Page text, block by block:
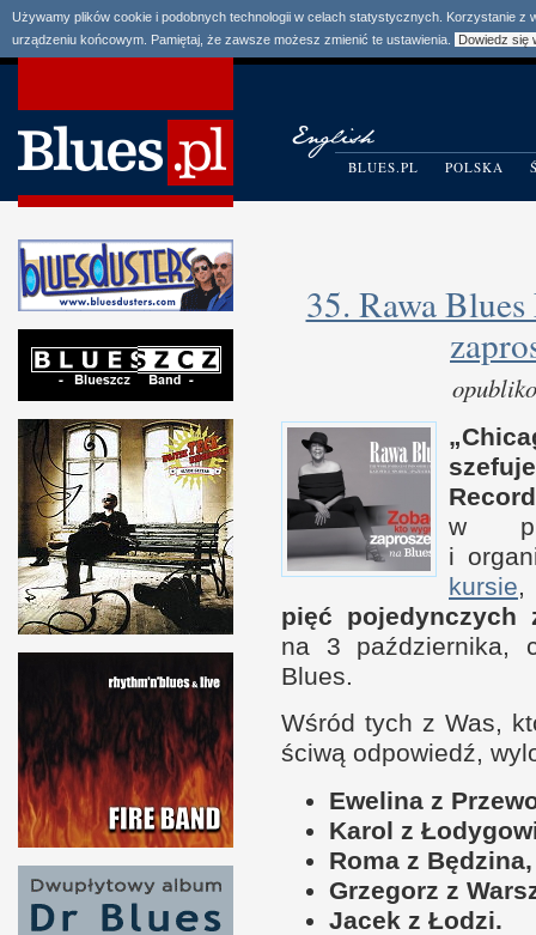
Używamy plików cookie i podobnych technologii w celach statystycznych. Korzystanie
urządzeniu końcowym. Pamiętaj, że zawsze możesz zmienić te ustawienia.
Dowiedz się
BLUES.PL POLSKA
35. Rawa
w p
i o
kur­sie
pięć pojedyn­czych
na 3 paź­dzier­nika,
Blues.
Wśród tych z Was,
ściwą odpowiedź,
Ewelina z P
Karol z
Roma z Będzina,
Grzegorz z W
Jacek z Łodzi.